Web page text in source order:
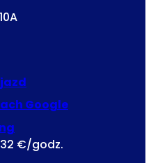
Google
€/godz.